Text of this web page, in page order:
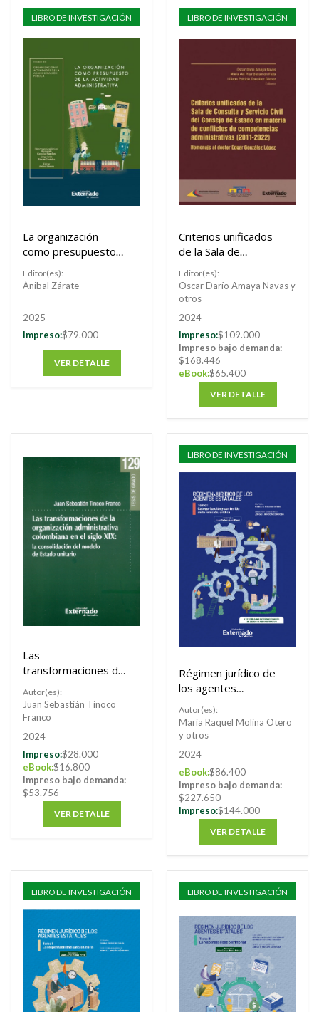
LIBRO DE INVESTIGACIÓN
La organización
como presupuesto
administrativa
Editor(es):
Ánibal Zárate
2025
Impreso:$79.000
VER DETALLE
LIBRO DE INVESTIGACIÓN
Criterios unificados
de la Sala de
Civil del Consejo de
Estado en materia
de conflictos de
competencias
administrativas
(2011-2022)
Editor(es):
Oscar Darío Amaya Navas y
otros
2024
Impreso:$109.000
Impreso bajo demanda:
$168.446
eBook:$65.400
VER DETALLE
Las
transformaciones de
la organización
administrativa
colombiana en el
siglo XIX
Autor(es):
Juan Sebastián Tinoco
Franco
2024
Impreso:$28.000
eBook:$16.800
Impreso bajo demanda:
$53.756
VER DETALLE
LIBRO DE INVESTIGACIÓN
Régimen jurídico de
los agentes
estatales. Tomo I
Autor(es):
María Raquel Molina Otero
y otros
2024
eBook:$86.400
Impreso bajo demanda:
$227.650
Impreso:$144.000
VER DETALLE
LIBRO DE INVESTIGACIÓN LIBRO DE INVESTIGACIÓN